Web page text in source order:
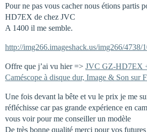
Pour ne pas vous cacher nous étions partis
HD7EX de chez JVC
A 1400 il me semble.
http://img266.imageshack.us/img266/4738/
Offre que j’ai vu hier => JVC GZ-HD7EX
Caméscope à disque dur, Image & Son sur
Une fois devant la bête et vu le prix je me
réfléchisse car pas grande expérience en
vous voir pour me conseiller un modèle
De très bonne qualité merci pour vos futures